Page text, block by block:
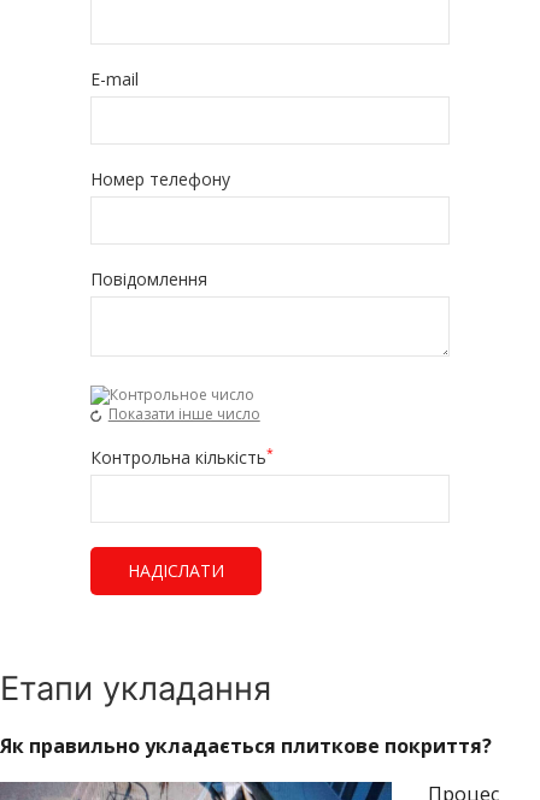
E-mail
Номер телефону
Повідомлення
Показати інше число
Контрольна кількість*
Етапи укладання
Як правильно укладається плиткове покриття?
Процес